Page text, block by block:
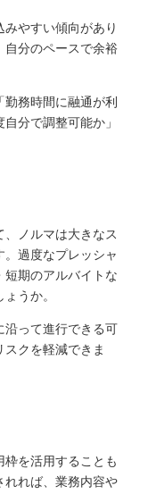
やすい傾向があり
自分のペースで余裕
務時間に融通が利
分で調整可能か」
ノルマは大きなス
。過度なプレッシャ
短期のアルバイトな
うか。
沿って進行できる可
クを軽減できま
を活用することも
れれば、業務内容や